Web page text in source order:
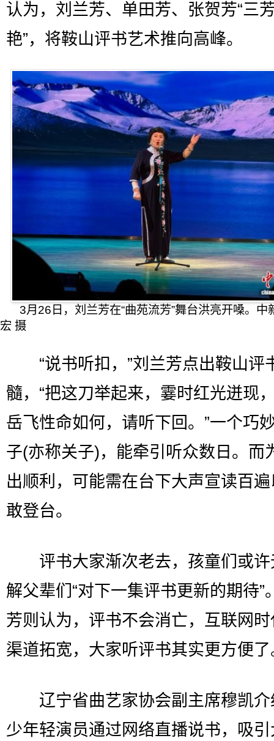
认为，刘兰芳、单田芳、张贺芳“三
艳”，将鞍山评书艺术推向高峰。
3月26日，刘兰芳在“曲苑流芳”舞台洪亮开嗓。中
宏 摄
“说书听扣，”刘兰芳点出鞍山评
髓，“把这刀举起来，霎时红光迸现
岳飞性命如何，请听下回。”一个巧
子(亦称关子)，能牵引听众数日。而
出顺利，可能需在台下大声宣读百
敢登台。
评书大家渐次老去，孩童们或许
解父辈们“对下一集评书更新的期待”
芳则认为，评书不会消亡，互联网
渠道拓宽，大家听评书其实更方便了
辽宁省曲艺家协会副主席穆凯介
少年轻演员通过网络直播说书，吸